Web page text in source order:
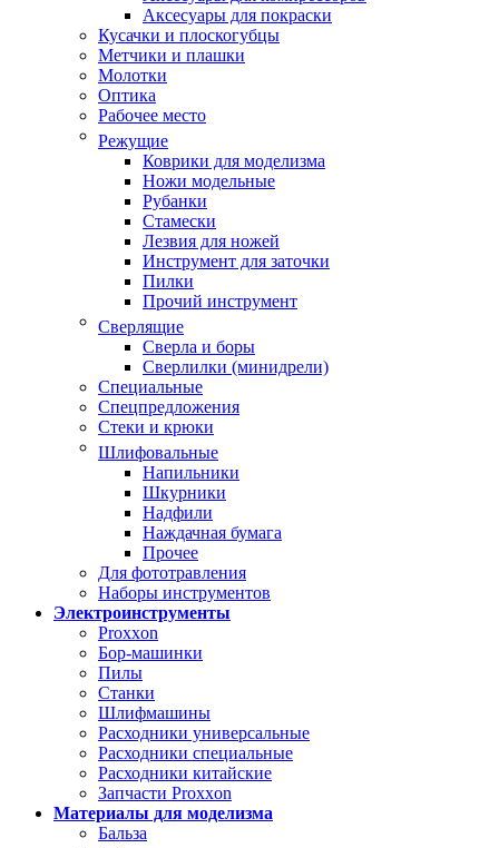
Аксесуары для покраски
Кусачки и плоскогубцы
Метчики и плашки
Молотки
Оптика
Рабочее место
Режущие
Коврики для моделизма
Ножи модельные
Рубанки
Стамески
Лезвия для ножей
Инструмент для заточки
Пилки
Прочий инструмент
Сверлящие
Сверла и боры
Сверлилки (минидрели)
Специальные
Спецпредложения
Стеки и крюки
Шлифовальные
Напильники
Шкурники
Надфили
Наждачная бумага
Прочее
Для фототравления
Наборы инструментов
Электроинструменты
Proxxon
Бор-машинки
Пилы
Станки
Шлифмашины
Расходники универсальные
Расходники специальные
Расходники китайские
Запчасти Proxxon
Материалы для моделизма
Бальза